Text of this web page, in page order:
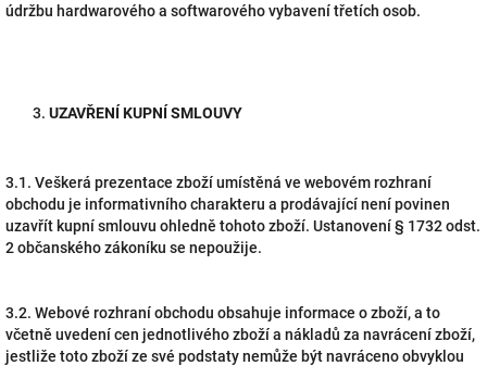
údržbu hardwarového a softwarového vybavení třetích osob.
UZAVŘENÍ KUPNÍ SMLOUVY
3.1. Veškerá prezentace zboží umístěná ve webovém rozhraní
obchodu je informativního charakteru a prodávající není povinen
uzavřít kupní smlouvu ohledně tohoto zboží. Ustanovení § 1732 odst.
2 občanského zákoníku se nepoužije.
3.2. Webové rozhraní obchodu obsahuje informace o zboží, a to
včetně uvedení cen jednotlivého zboží a nákladů za navrácení zboží,
jestliže toto zboží ze své podstaty nemůže být navráceno obvyklou